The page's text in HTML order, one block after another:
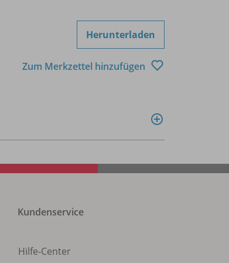
Herunterladen
Zum Merkzettel hinzufügen
Kundenservice
Hilfe-Center